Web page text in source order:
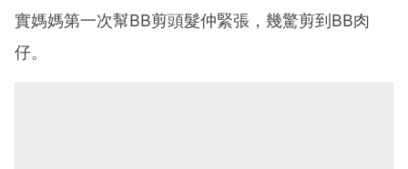
實媽媽第一次幫BB剪頭髮仲緊張，幾驚剪到BB肉
仔。